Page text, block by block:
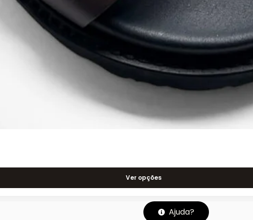
Ver opções
Ajuda?